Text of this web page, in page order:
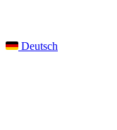
Deutsch